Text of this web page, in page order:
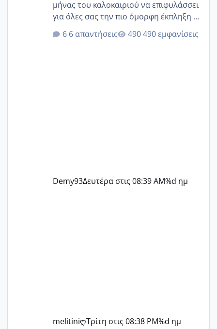
μήνας του καλοκαιριού να επιφυλάσσει
για όλες σας την πιο όμορφη έκπληξη 🧿
@Elk @Melikara86 @Παρασκευαιδου
@Zenia z @melitiniღ @Christi.D.
6 απαντήσεις 490 εμφανίσεις
Demy93Δευτέρα στις 08:39 AM%d ημ
melitiniღΤρίτη στις 08:38 PM%d ημ